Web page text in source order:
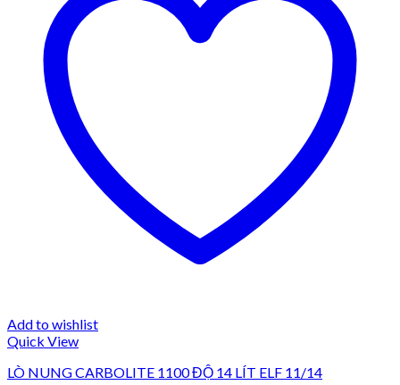
Add to wishlist
Quick View
LÒ NUNG CARBOLITE 1100 ĐỘ 14 LÍT ELF 11/14